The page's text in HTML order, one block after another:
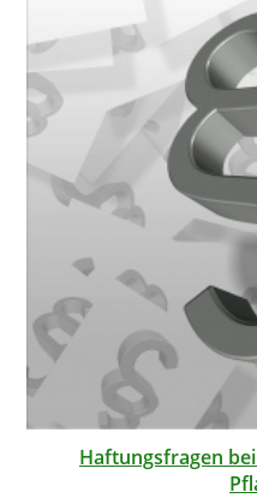
Haftungsfragen